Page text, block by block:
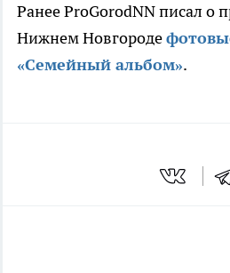
Ранее ProGorodNN писал о
Нижнем Новгороде
«Семейный альбом».